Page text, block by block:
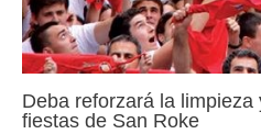
Deba reforzará la
fiestas de San Roke